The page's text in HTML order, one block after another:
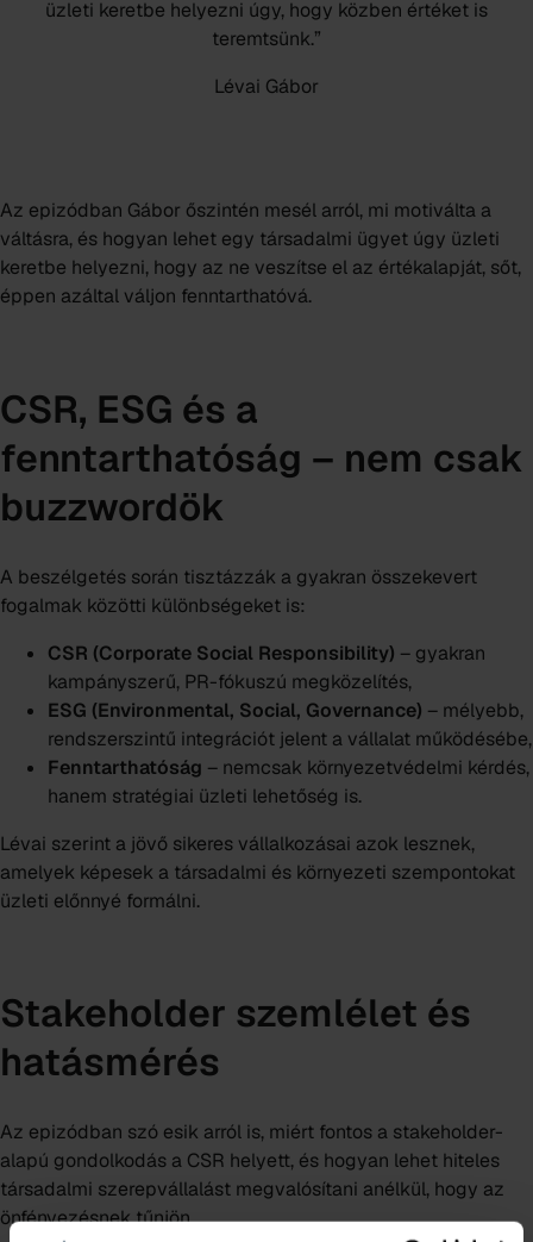
üzleti keretbe helyezni úgy, hogy közben értéket is
teremtsünk.”
Lévai Gábor
Az epizódban Gábor őszintén mesél arról, mi motiválta a
váltásra, és hogyan lehet egy társadalmi ügyet úgy üzleti
keretbe helyezni, hogy az ne veszítse el az értékalapját, sőt,
éppen azáltal váljon fenntarthatóvá.
CSR, ESG és a
fenntarthatóság – nem csak
buzzwordök
A beszélgetés során tisztázzák a gyakran összekevert
fogalmak közötti különbségeket is:
CSR (Corporate Social Responsibility) – gyakran
kampányszerű, PR-fókuszú megközelítés,
ESG (Environmental, Social, Governance) – mélyebb,
rendszerszintű integrációt jelent a vállalat működésébe,
Fenntarthatóság – nemcsak környezetvédelmi kérdés,
hanem stratégiai üzleti lehetőség is.
Lévai szerint a jövő sikeres vállalkozásai azok lesznek,
amelyek képesek a társadalmi és környezeti szempontokat
üzleti előnnyé formálni.
Stakeholder szemlélet és
hatásmérés
Az epizódban szó esik arról is, miért fontos a stakeholder-
alapú gondolkodás a CSR helyett, és hogyan lehet hiteles
társadalmi szerepvállalást megvalósítani anélkül, hogy az
önfényezésnek tűnjön.